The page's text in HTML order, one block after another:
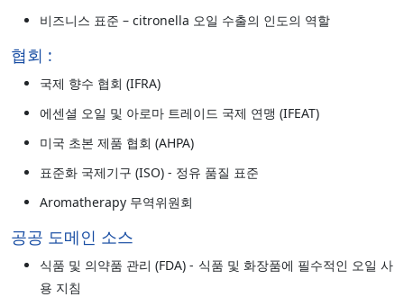
비즈니스 표준 – citronella 오일 수출의 인도의 역할
협회 :
국제 향수 협회 (IFRA)
에센셜 오일 및 아로마 트레이드 국제 연맹 (IFEAT)
미국 초본 제품 협회 (AHPA)
표준화 국제기구 (ISO) - 정유 품질 표준
Aromatherapy 무역위원회
공공 도메인 소스
식품 및 의약품 관리 (FDA) - 식품 및 화장품에 필수적인 오일 사
용 지침